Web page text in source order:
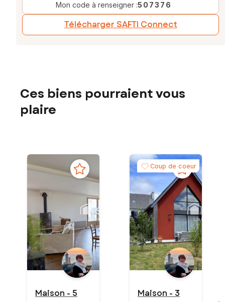
Mon code à renseigner :507376
Télécharger SAFTI Connect
Ces biens pourraient vous
plaire
Maison - 5
Coup de coeur
Maison - 3